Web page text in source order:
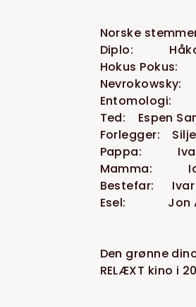
Norske
Diplo:
Hokus
Entomologi:
Ted: Espen
Forlegger:
Pappa: Ivar
Mamma:
Bestefar: Ivar
Esel: Jon
Den grønne
RELÆXT kino i